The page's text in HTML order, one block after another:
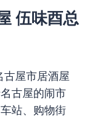
伍味酉总
古屋市居酒屋
古屋的闹市
站、购物街